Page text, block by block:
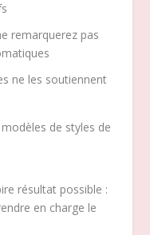
remarquerez pas
ne les soutiennent
de styles de
résultat possible :
en charge le